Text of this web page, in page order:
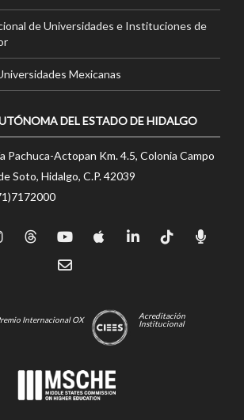
de Universidades e Instituciones de
Mexicanas
DEL ESTADO DE HIDALGO
Pachuca-Actopan Km. 4.5, Colonia Campo
Soto, Hidalgo, C.P. 42039
Internacional OX
Acreditación
Institucional